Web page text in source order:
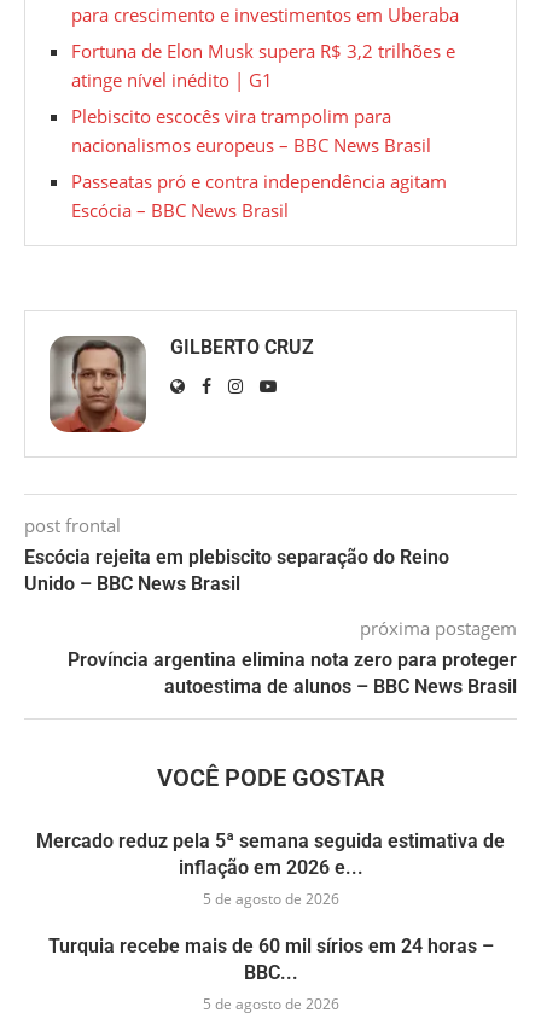
para crescimento e investimentos em Uberaba
Fortuna de Elon Musk supera R$ 3,2 trilhões e
atinge nível inédito | G1
Plebiscito escocês vira trampolim para
nacionalismos europeus – BBC News Brasil
Passeatas pró e contra independência agitam
Escócia – BBC News Brasil
GILBERTO CRUZ
post frontal
Escócia rejeita em plebiscito separação do Reino
Unido – BBC News Brasil
próxima postagem
Província argentina elimina nota zero para proteger
autoestima de alunos – BBC News Brasil
VOCÊ PODE GOSTAR
Mercado reduz pela 5ª semana seguida estimativa de
inflação em 2026 e...
5 de agosto de 2026
Turquia recebe mais de 60 mil sírios em 24 horas –
BBC...
5 de agosto de 2026